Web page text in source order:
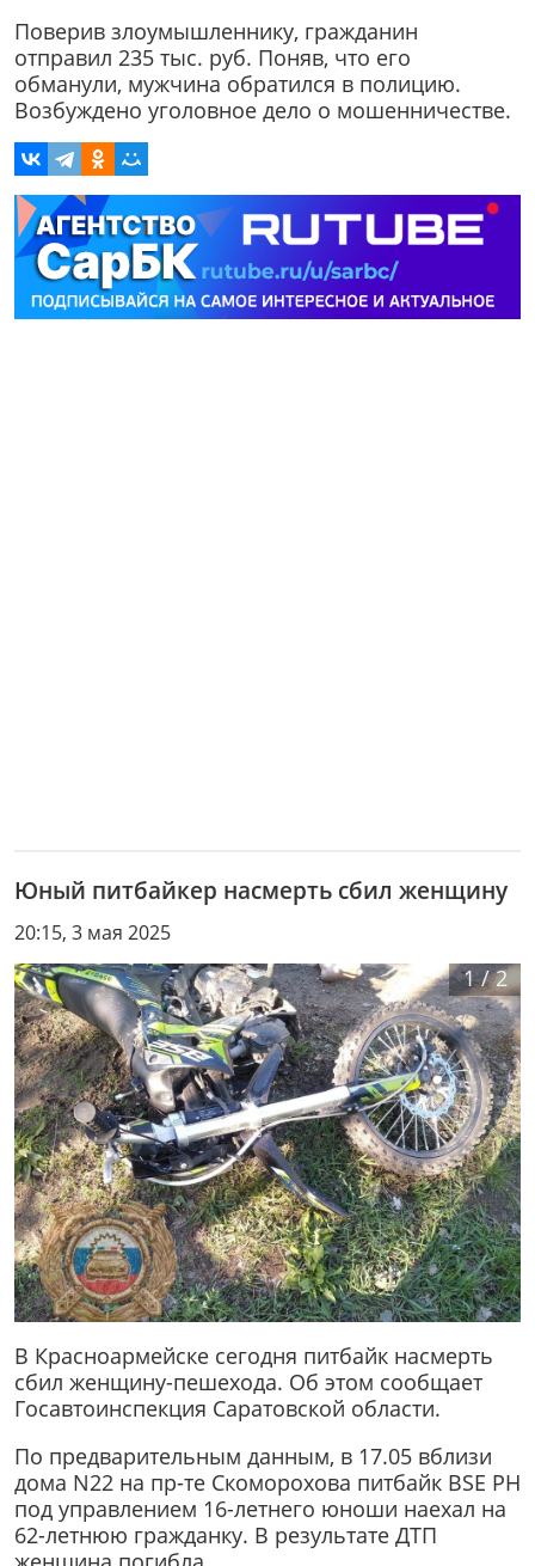
Поверив злоумышленнику, гражданин
отправил 235 тыс. руб. Поняв, что его
обманули, мужчина обратился в полицию.
Возбуждено уголовное дело о мошенничестве.
Юный питбайкер насмерть сбил женщину
20:15, 3 мая 2025
1 /2
В Красноармейске сегодня питбайк насмерть
сбил женщину-пешехода. Об этом сообщает
Госавтоинспекция Саратовской области.
По предварительным данным, в 17.05 вблизи
дома N22 на пр-те Скоморохова питбайк BSE PH
под управлением 16-летнего юноши наехал на
62-летнюю гражданку. В результате ДТП